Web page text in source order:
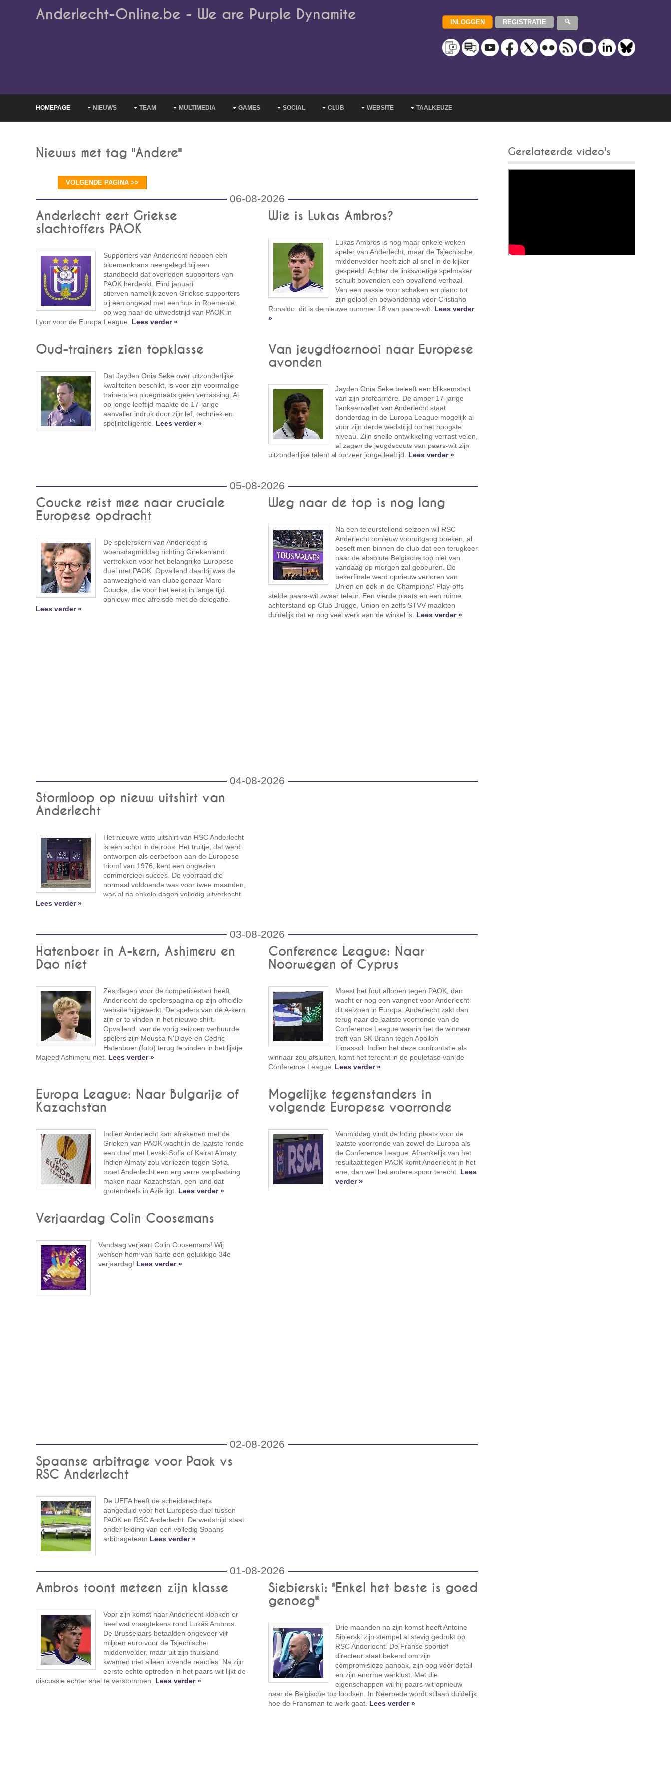
Anderlecht-Online.be - We are Purple Dynamite
HOMEPAGE NIEUWS TEAM MULTIMEDIA GAMES SOCIAL CLUB WEBSITE TAALKEUZE
Nieuws met tag "Andere"
VOLGENDE PAGINA >>
06-08-2026
Anderlecht eert Griekse
slachtoffers PAOK
Supporters van Anderlecht hebben een
bloemenkrans neergelegd bij een
standbeeld dat overleden supporters van
PAOK herdenkt. Eind januari
stierven namelijk zeven Griekse supporters
bij een ongeval met een bus in Roemenië,
op weg naar de uitwedstrijd van PAOK in
Lyon voor de Europa League. Lees verder »
Wie is Lukas Ambros?
Lukas Ambros is nog maar enkele weken
speler van Anderlecht, maar de Tsjechische
middenvelder heeft zich al snel in de kijker
gespeeld. Achter de linksvoetige spelmaker
schuilt bovendien een opvallend verhaal.
Van een passie voor schaken en piano tot
zijn geloof en bewondering voor Cristiano
Ronaldo: dit is de nieuwe nummer 18 van paars-wit. Lees verder
»
Oud-trainers zien topklasse
Dat Jayden Onia Seke over uitzonderlijke
kwaliteiten beschikt, is voor zijn voormalige
trainers en ploegmaats geen verrassing. Al
op jonge leeftijd maakte de 17-jarige
aanvaller indruk door zijn lef, techniek en
spelintelligentie. Lees verder »
Van jeugdtoernooi naar Europese
avonden
Jayden Onia Seke beleeft een bliksemstart
van zijn profcarrière. De amper 17-jarige
flankaanvaller van Anderlecht staat
donderdag in de Europa League mogelijk al
voor zijn derde wedstrijd op het hoogste
niveau. Zijn snelle ontwikkeling verrast velen,
al zagen de jeugdscouts van paars-wit zijn
uitzonderlijke talent al op zeer jonge leeftijd. Lees verder »
05-08-2026
Coucke reist mee naar cruciale
Europese opdracht
De spelerskern van Anderlecht is
woensdagmiddag richting Griekenland
vertrokken voor het belangrijke Europese
duel met PAOK. Opvallend daarbij was de
aanwezigheid van clubeigenaar Marc
Coucke, die voor het eerst in lange tijd
opnieuw mee afreisde met de delegatie.
Lees verder »
Weg naar de top is nog lang
Na een teleurstellend seizoen wil RSC
Anderlecht opnieuw vooruitgang boeken, al
beseft men binnen de club dat een terugkeer
naar de absolute Belgische top niet van
vandaag op morgen zal gebeuren. De
bekerfinale werd opnieuw verloren van
Union en ook in de Champions' Play-offs
stelde paars-wit zwaar teleur. Een vierde plaats en een ruime
achterstand op Club Brugge, Union en zelfs STVV maakten
duidelijk dat er nog veel werk aan de winkel is. Lees verder »
04-08-2026
Stormloop op nieuw uitshirt van
Anderlecht
Het nieuwe witte uitshirt van RSC Anderlecht
is een schot in de roos. Het truitje, dat werd
ontworpen als eerbetoon aan de Europese
triomf van 1976, kent een ongezien
commercieel succes. De voorraad die
normaal voldoende was voor twee maanden,
was al na enkele dagen volledig uitverkocht.
Lees verder »
03-08-2026
Hatenboer in A-kern, Ashimeru en
Dao niet
Zes dagen voor de competitiestart heeft
Anderlecht de spelerspagina op zijn officiële
website bijgewerkt. De spelers van de A-kern
zijn er te vinden in het nieuwe shirt.
Opvallend: van de vorig seizoen verhuurde
spelers zijn Moussa N'Diaye en Cedric
Hatenboer (foto) terug te vinden in het lijstje.
Majeed Ashimeru niet. Lees verder »
Conference League: Naar
Noorwegen of Cyprus
Moest het fout aflopen tegen PAOK, dan
wacht er nog een vangnet voor Anderlecht
dit seizoen in Europa. Anderlecht zakt dan
terug naar de laatste voorronde van de
Conference League waarin het de winnaar
treft van SK Brann tegen Apollon
Limassol. Indien het deze confrontatie als
winnaar zou afsluiten, komt het terecht in de poulefase van de
Conference League. Lees verder »
Europa League: Naar Bulgarije of
Kazachstan
Indien Anderlecht kan afrekenen met de
Grieken van PAOK wacht in de laatste ronde
een duel met Levski Sofia of Kairat Almaty.
Indien Almaty zou verliezen tegen Sofia,
moet Anderlecht een erg verre verplaatsing
maken naar Kazachstan, een land dat
grotendeels in Azië ligt. Lees verder »
Mogelijke tegenstanders in
volgende Europese voorronde
Vanmiddag vindt de loting plaats voor de
laatste voorronde van zowel de Europa als
de Conference League. Afhankelijk van het
resultaat tegen PAOK komt Anderlecht in het
ene, dan wel het andere spoor terecht. Lees
verder »
Verjaardag Colin Coosemans
Vandaag verjaart Colin Coosemans! Wij
wensen hem van harte een gelukkige 34e
verjaardag! Lees verder »
02-08-2026
Spaanse arbitrage voor Paok vs
RSC Anderlecht
De UEFA heeft de scheidsrechters
aangeduid voor het Europese duel tussen
PAOK en RSC Anderlecht. De wedstrijd staat
onder leiding van een volledig Spaans
arbitrageteam Lees verder »
01-08-2026
Ambros toont meteen zijn klasse
Voor zijn komst naar Anderlecht klonken er
heel wat vraagtekens rond Lukáš Ambros.
De Brusselaars betaalden ongeveer vijf
miljoen euro voor de Tsjechische
middenvelder, maar uit zijn thuisland
kwamen niet alleen lovende reacties. Na zijn
eerste echte optreden in het paars-wit lijkt de
discussie echter snel te verstommen. Lees verder »
Siebierski: "Enkel het beste is goed
genoeg"
Drie maanden na zijn komst heeft Antoine
Sibierski zijn stempel al stevig gedrukt op
RSC Anderlecht. De Franse sportief
directeur staat bekend om zijn
compromisloze aanpak, zijn oog voor detail
en zijn enorme werklust. Met die
eigenschappen wil hij paars-wit opnieuw
naar de Belgische top loodsen. In Neerpede wordt stilaan duidelijk
hoe de Fransman te werk gaat. Lees verder »
Gerelateerde video's